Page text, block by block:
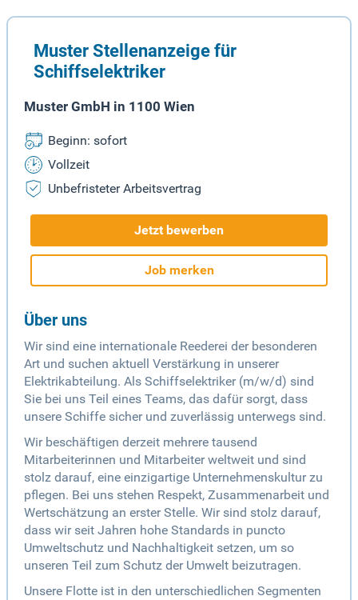
Muster Stellenanzeige für
Schiffselektriker
Muster GmbH in 1100 Wien
Beginn: sofort
Vollzeit
Unbefristeter Arbeitsvertrag
Jetzt bewerben
Job merken
Über uns
Wir sind eine internationale Reederei der besonderen
Art und suchen aktuell Verstärkung in unserer
Elektrikabteilung. Als Schiffselektriker (m/w/d) sind
Sie bei uns Teil eines Teams, das dafür sorgt, dass
unsere Schiffe sicher und zuverlässig unterwegs sind.
Wir beschäftigen derzeit mehrere tausend
Mitarbeiterinnen und Mitarbeiter weltweit und sind
stolz darauf, eine einzigartige Unternehmenskultur zu
pflegen. Bei uns stehen Respekt, Zusammenarbeit und
Wertschätzung an erster Stelle. Wir sind stolz darauf,
dass wir seit Jahren hohe Standards in puncto
Umweltschutz und Nachhaltigkeit setzen, um so
unseren Teil zum Schutz der Umwelt beizutragen.
Unsere Flotte ist in den unterschiedlichen Segmenten